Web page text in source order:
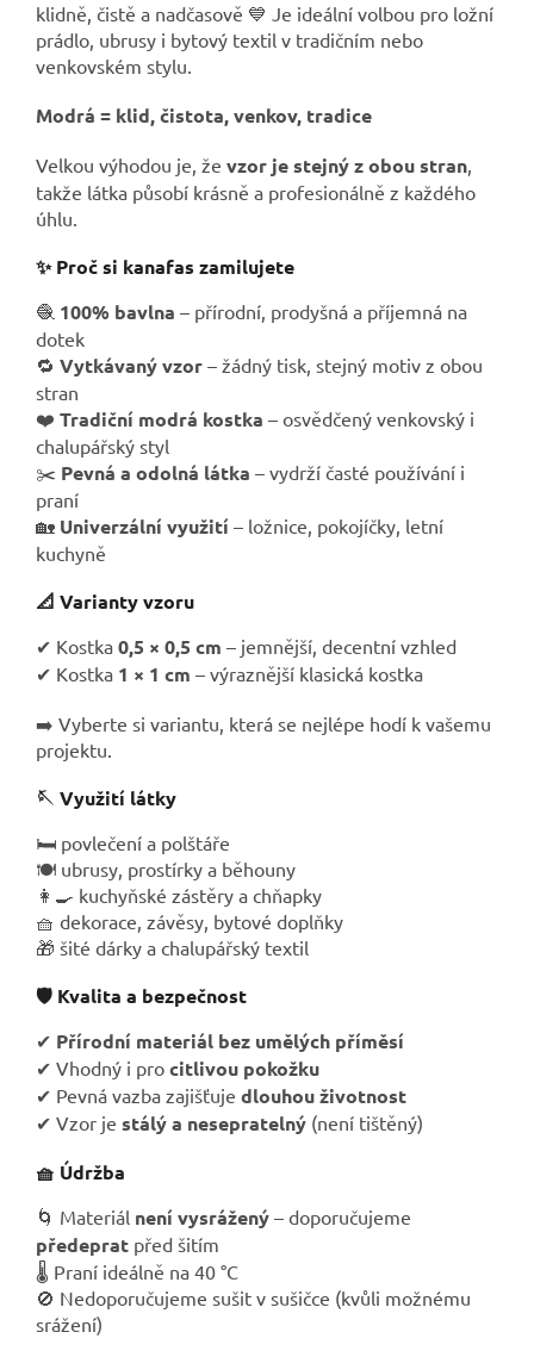
klidně, čistě a nadčasově 💙 Je ideální volbou pro ložní
prádlo, ubrusy i bytový textil v tradičním nebo
venkovském stylu.
Modrá = klid, čistota, venkov, tradice
Velkou výhodou je, že vzor je stejný z obou stran
takže látka působí krásně a profesionálně z každého
úhlu.
✨ Proč si kanafas zamilujete
🧶 100% bavlna – přírodní, prodyšná a příjemná na
dotek
🔁 Vytkávaný vzor – žádný tisk, stejný motiv z obou
stran
❤️ Tradiční modrá kostka – osvědčený venkovský i
chalupářský styl
✂️ Pevná a odolná látka – vydrží časté používání i
praní
🏡 Univerzální využití – ložnice, pokojíčky, letní
kuchyně
📐 Varianty vzoru
✔ Kostka 0,5 × 0,5 cm – jemnější, decentní vzhled
✔ Kostka 1 × 1 cm – výraznější klasická kostka
➡️ Vyberte si variantu, která se nejlépe hodí k vašemu
projektu.
🪡 Využití látky
🛏️ povlečení a polštáře
🍽️ ubrusy, prostírky a běhouny
👩‍🍳 kuchyňské zástěry a chňapky
🧺 dekorace, závěsy, bytové doplňky
🎁 šité dárky a chalupářský textil
🛡️ Kvalita a bezpečnost
✔ Přírodní materiál bez umělých příměsí
✔ Vhodný i pro citlivou pokožku
✔ Pevná vazba zajišťuje dlouhou životnost
✔ Vzor je stálý a nesepratelný (není tištěný)
🧺 Údržba
🌀 Materiál není vysrážený – doporučujeme
předeprat před šitím
🌡️ Praní ideálně na 40 °C
🚫 Nedoporučujeme sušit v sušičce (kvůli možnému
srážení)